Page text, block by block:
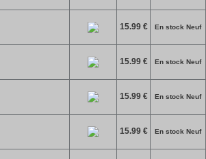
15.99 € En stock Neuf
15.99 € En stock Neuf
15.99 € En stock Neuf
15.99 € En stock Neuf